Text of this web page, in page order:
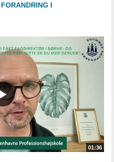
I
01:36